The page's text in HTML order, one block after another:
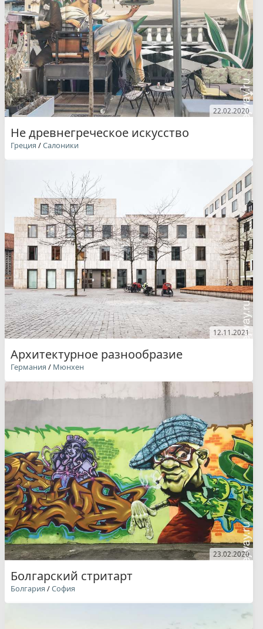
22.02.2020
Не древнегреческое искусство
Греция /Салоники
12.11.2021
Архитектурное разнообразие
Германия / Мюнхен
23.02.2020
Болгарский стритарт
Болгария /София